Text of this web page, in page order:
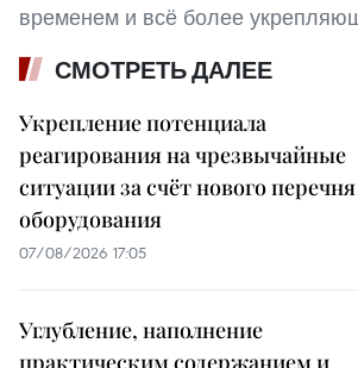
временем и всё более
СМОТРЕТЬ ДАЛЕЕ
Укрепление потенциала
реагирования на чрезвычайные
ситуации за счёт нового перечня
оборудования
07/08/2026 17:05
Углубление, наполнение
практическим содержанием и